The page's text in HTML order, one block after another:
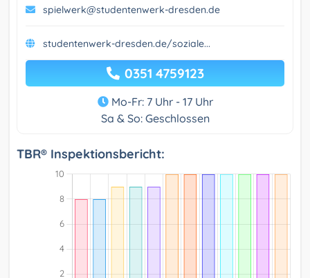
spielwerk@studentenwerk-dresden.de
studentenwerk-dresden.de/soziale...
0351 4759123
Mo-Fr: 7 Uhr - 17 Uhr
Sa & So: Geschlossen
TBR® Inspektionsbericht: